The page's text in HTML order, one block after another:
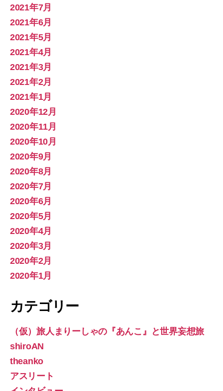
2021年7月
2021年6月
2021年5月
2021年4月
2021年3月
2021年2月
2021年1月
2020年12月
2020年11月
2020年10月
2020年9月
2020年8月
2020年7月
2020年6月
2020年5月
2020年4月
2020年3月
2020年2月
2020年1月
カテゴリー
（仮）旅人まりーしゃの『あんこ』と世界妄想旅
shiroAN
theanko
アスリート